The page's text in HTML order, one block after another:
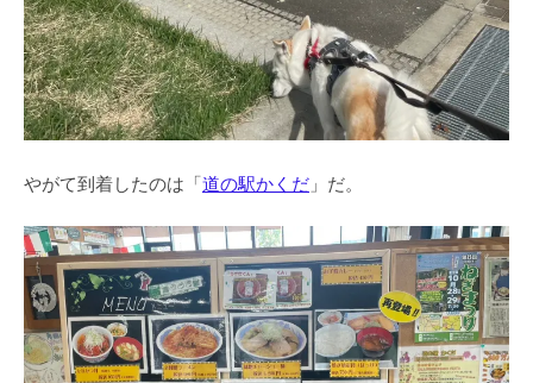
やがて到着したのは「道の駅かくだ 」だ。